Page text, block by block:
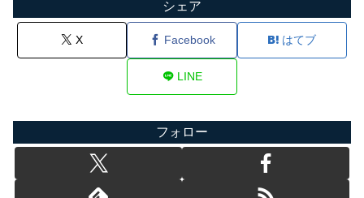
シェア
X Facebook はてブ
LINE
フォロー